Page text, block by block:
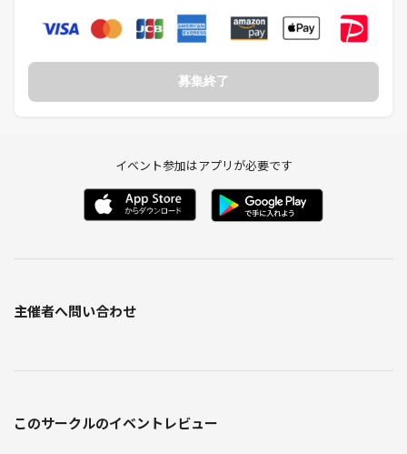
『大人のマダミス会Legacy』
■日時：⏰
15:50までには完全集合でお願いします
🙅遅刻絶対厳禁🙅
は途中参加ができないため、ご参加をお断りします。※返金も不可で
■食べ物・飲み物：
■会場：
募集終了
イベント参加はアプリが必要です
主催者へ問い合わせ
このサークルのイベントレビュー